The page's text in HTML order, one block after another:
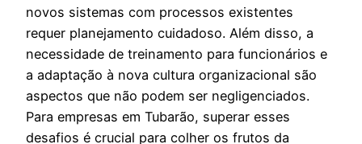
novos sistemas com processos existentes
requer planejamento cuidadoso. Além disso, a
necessidade de treinamento para funcionários e
a adaptação à nova cultura organizacional são
aspectos que não podem ser negligenciados.
Para empresas em Tubarão, superar esses
desafios é crucial para colher os frutos da